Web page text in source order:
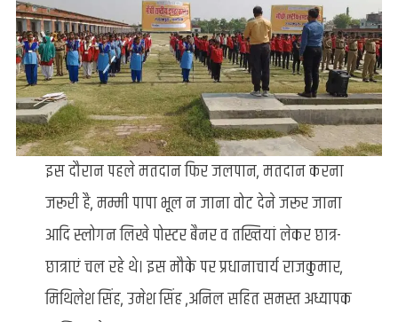
इस दौरान पहले मतदान फिर जलपान, मतदान करना
जरूरी है, मम्मी पापा भूल न जाना वोट देने जरूर जाना
आदि स्लोगन लिखे पोस्टर बैनर व तख्तियां लेकर छात्र-
छात्राएं चल रहे थे। इस मौके पर प्रधानाचार्य राजकुमार,
मिथिलेश सिंह, उमेश सिंह ,अनिल सहित समस्त अध्यापक